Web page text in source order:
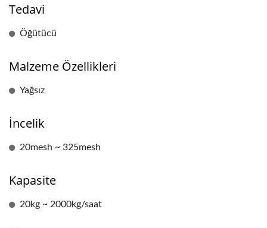
Tedavi
Öğütücü
Malzeme Özellikleri
Yağsız
İncelik
20mesh ~ 325mesh
Kapasite
20kg ~ 2000kg/saat